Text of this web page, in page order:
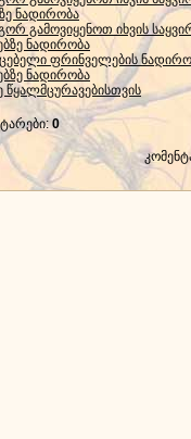
ნადირობა
გამოვიყენოთ იხვის
ნადირობა
ფრინველების
ნადირობა
წყალმცურავებისთვის
:0